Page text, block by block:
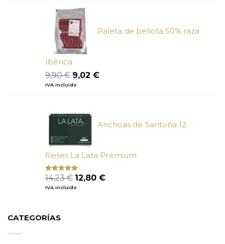
era:
5,50 €.
Paleta de bellota 50% raza
Ibérica
9,90€ El
precio
9,90 €.
9,02 €El
IVA incluido
Anchoas de Santoña 12
filetes La Lata Premium
Valorado
con
de 5
14,23€ El
precio
12,80 €El
IVA incluido
CATEGORÍAS